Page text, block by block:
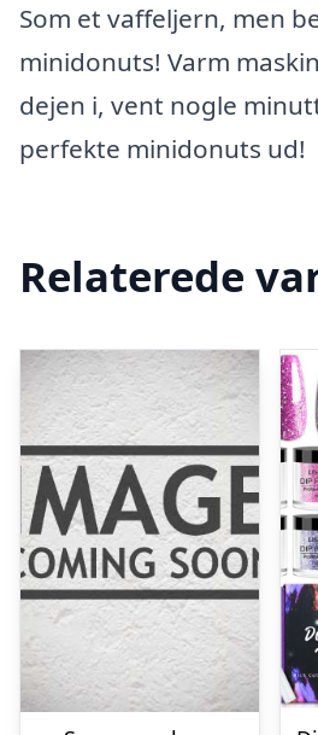
Som et vaffeljern, men
minidonuts! Varm
dejen i, vent nogle
perfekte minidonuts ud!
Relaterede